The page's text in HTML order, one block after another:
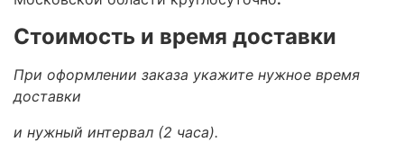
Стоимость и время доставки
При оформлении заказа укажите нужное время
доставки
и нужный интервал (2 часа).